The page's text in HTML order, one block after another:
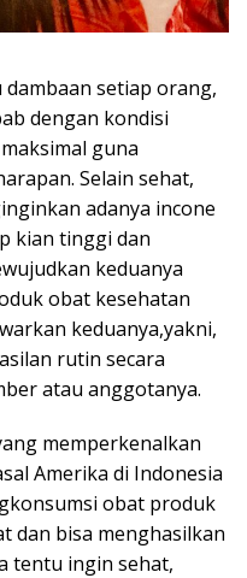
setiap orang,
dengan kondisi
guna
Selain sehat,
adanya incone
kian tinggi dan
keduanya
obat kesehatan
keduanya,yakni,
rutin secara
atau anggotanya.
memperkenalkan
Amerika di Indonesia
obat produk
dan bisa menghasilkan
tentu ingin sehat,